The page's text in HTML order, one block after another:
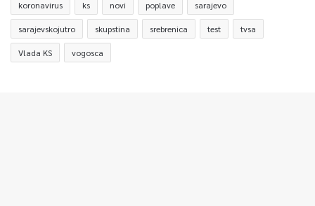
koronavirus ks novi poplave sarajevo
sarajevskojutro skupstina srebrenica test tvsa
Vlada KS vogosca